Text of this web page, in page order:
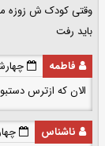
وقتی کودک ش زوزه
باید رفت
فاطمه
چهارشنبه ۸ مرداد
الان که ازترس
ناشناس
چهارشنبه